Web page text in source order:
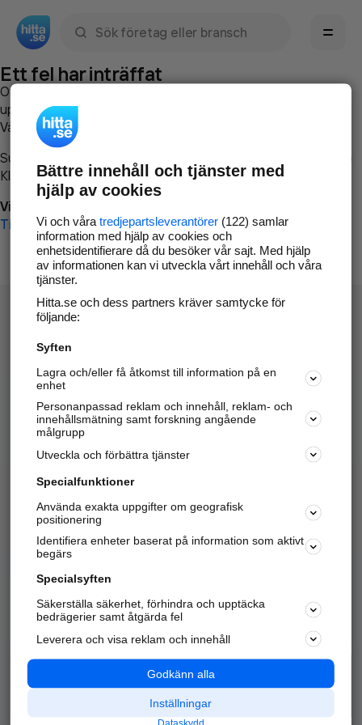
Ett fel har inträffat
Om du vill kan du
uppstod så att vi lättare och snabbare kan avhjälpa det.
Vänligen försök med följande:
Surfa till
Klicka påTillbaka-knappen i webbläsaren och försök igen
Vi beklagar besväret!
Till startsidan
Hitta.se - Gratis nummerupplysning.
Sök företag, personer och platser.
Hitta telefonnummer, adresser, företagsinfo mm.
Marknadsför företaget
Kom igång och annonsera mot
samarbetspartners nära dig.
Alla kategorier
Populära sökningar
API & Kartor
Annonsera
Integritet
Nödnummer
Bättre innehåll och tjänster med
hjälp av cookies
Vi och våra tredjepartsleverantörer(122) samlar
information med hjälp av cookies och
enhetsidentifierare då du besöker vår sajt. Med hjälp
av informationen kan vi utveckla vårt innehåll och våra
tjänster.
Hitta.se och dess partners kräver samtycke för
följande:
Syften
Lagra och/eller få åtkomst till information på en
enhet
Personanpassad reklam och innehåll, reklam- och
innehållsmätning samt forskning angående
målgrupp
Utveckla och förbättra tjänster
Specialfunktioner
Använda exakta uppgifter om geografisk
positionering
Identifiera enheter baserat på information som aktivt
begärs
Specialsyften
Säkerställa säkerhet, förhindra och upptäcka
bedrägerier samt åtgärda fel
Leverera och visa reklam och innehåll
Godkänn alla
Inställningar
Dataskydd